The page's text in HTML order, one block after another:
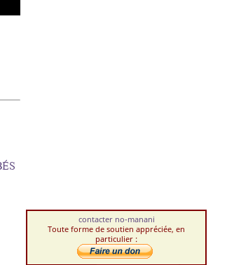
contacter no-manani
Toute forme de soutien appréciée, en
particulier :